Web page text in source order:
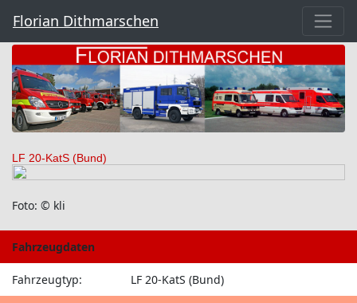
Florian Dithmarschen
LF 20-KatS (Bund)
Foto: © kli
Fahrzeugdaten
Fahrzeugtyp: LF 20-KatS (Bund)